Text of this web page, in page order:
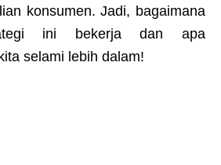
konsumen. Jadi, bagaimana
ini bekerja dan apa
selami lebih dalam!